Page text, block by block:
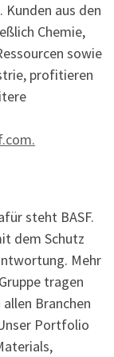
aus den
Chemie,
sowie
profitieren
steht BASF.
dem Schutz
Mehr
tragen
Branchen
Portfolio